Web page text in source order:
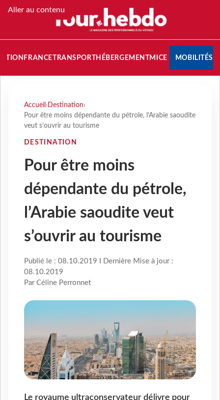
Aller au contenu
FRANCETRANSPORT HÉBERGEMENTMICE MOBILITÉS
Accueil › Destination›
Pour être moins dépendante du pétrole, l’Arabie saoudite
veut s’ouvrir au tourisme
DESTINATION
Pour être moins
dépendante du pétrole,
l’Arabie saoudite veut
s’ouvrir au tourisme
Publié le : 08.10.2019 I Dernière Mise à jour :
08.10.2019
Par Céline Perronnet
Le royaume ultraconservateur délivre pour